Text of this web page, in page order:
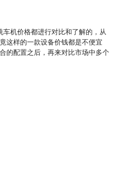
机价格都进行对比和了解的，从
这样的一款设备价钱都是不便宜
的配置之后，再来对比市场中多个